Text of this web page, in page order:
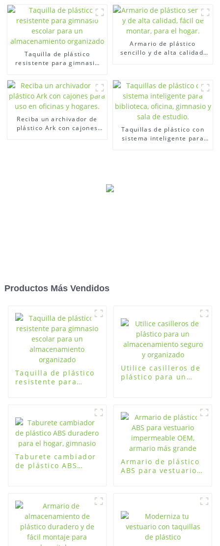
para piscina
almacenamiento seguro y
ordenado
Taquilla de plástico
resistente para gimnasio
organizado
Armario de plástico
sencillo y de alta calidad,
Reciba un archivador de
plástico Ark con cajones
Taquillas de plástico con
sistema inteligente para
Productos Más Vendidos
Taquilla de plástico
resistente para
organizado
Utilice casilleros de
plástico para un
Taburete cambiador
de plástico ABS
Armario de plástico
ABS para vestuario